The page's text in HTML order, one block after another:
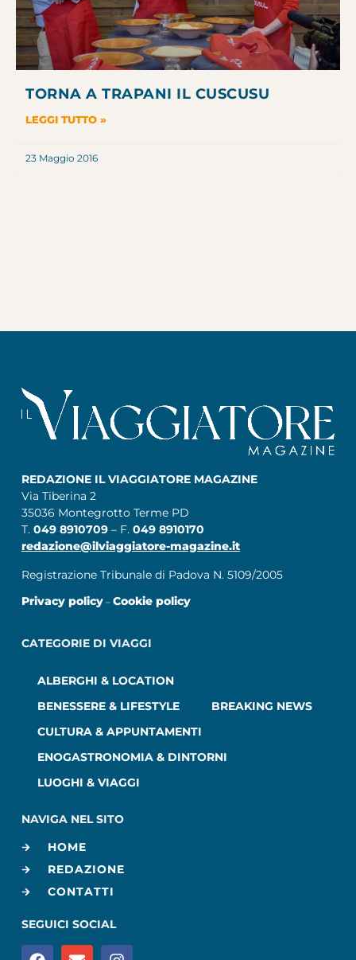
TORNA A TRAPANI IL CUSCUSU
LEGGI TUTTO »
23 Maggio 2016
REDAZIONE IL VIAGGIATORE MAGAZINE
Via Tiberina 2
35036 Montegrotto Terme PD
T. 049 8910709 – F. 049 8910170
redazione@ilviaggiatore-magazine.it
Registrazione Tribunale di Padova N. 5109/2005
Privacy policy– Cookie policy
CATEGORIE DI VIAGGI
ALBERGHI & LOCATION
BENESSERE & LIFESTYLE
BREAKING NEWS
CULTURA & APPUNTAMENTI
ENOGASTRONOMIA & DINTORNI
LUOGHI & VIAGGI
NAVIGA NEL SITO
HOME
REDAZIONE
CONTATTI
SEGUICI SOCIAL